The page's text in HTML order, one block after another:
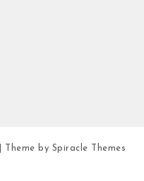
| Theme by Spiracle Themes